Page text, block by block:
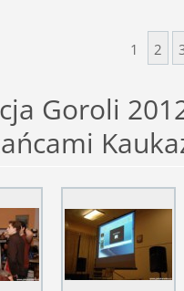
1 2
Goroli